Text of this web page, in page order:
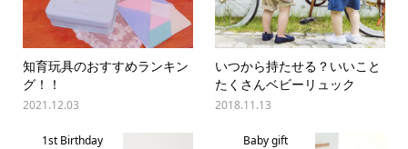
知育玩具のおすすめランキン
グ！！
2021.12.03
いつから持たせる？いいこと
たくさんベビーリュック
2018.11.13
1st Birthday Baby gift